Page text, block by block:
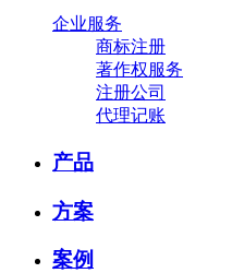
企业服务
商标注册
著作权服务
注册公司
代理记账
产品
方案
案例